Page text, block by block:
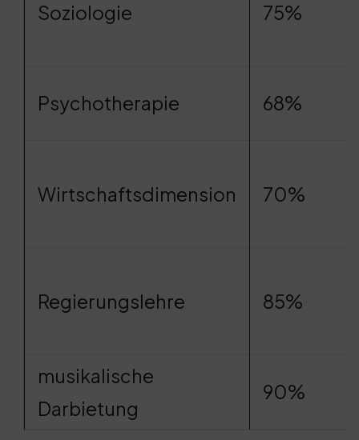
Soziologie 75%
Psychotherapie 68%
Wirtschaftsdimension 70%
Regierungslehre 85%
musikalische
Darbietung
90%